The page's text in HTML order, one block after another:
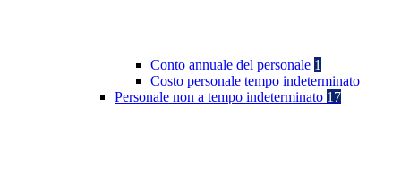
Conto annuale del personale 1
Costo personale tempo indeterminato
Personale non a tempo indeterminato 17